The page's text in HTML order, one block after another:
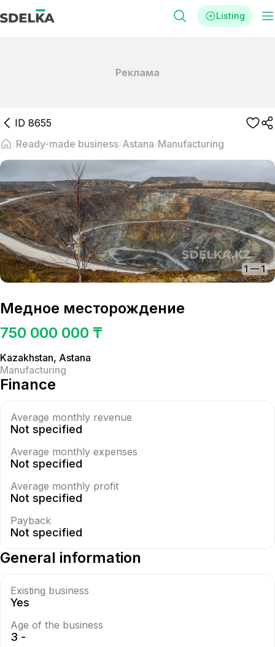
Listing
Реклама
ID 8655
Ready-made business Astana Manufacturing
1—1
Медное месторождение
750 000 000 ₸
Kazakhstan, Astana
Manufacturing
Finance
Average monthly revenue
Not specified
Average monthly expenses
Not specified
Average monthly profit
Not specified
Payback
Not specified
General information
Existing business
Yes
Age of the business
3 -